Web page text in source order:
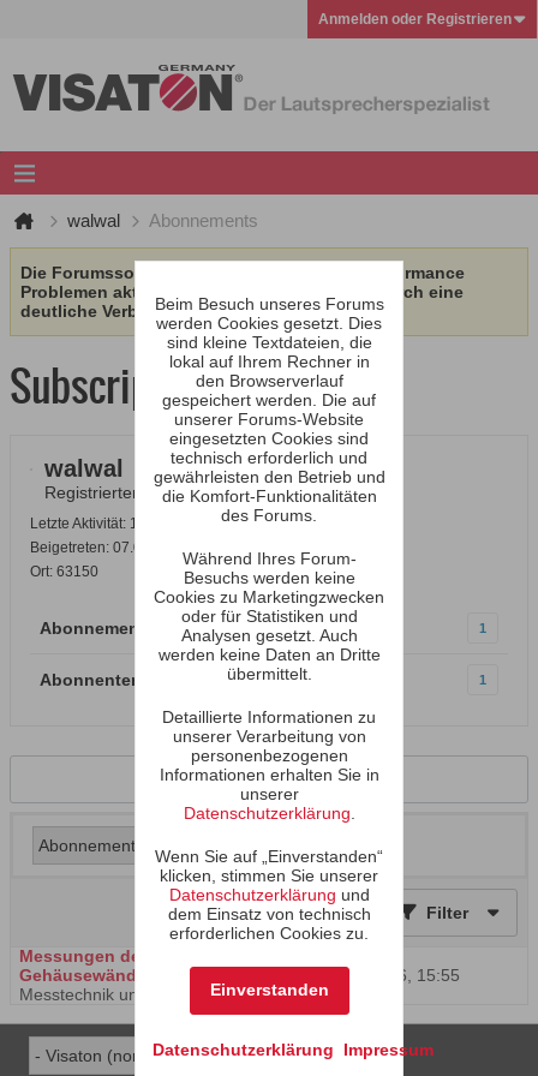
Anmelden oder Registrieren
walwal Abonnements
Die Forumssoftware wurde aufgrund von Performance
Problemen aktualisiert. Wir erhoffen uns dadurch eine
deutliche Verbesserung.
Subscription
walwal
Registrierter Benutzer
Letzte Aktivität: 10.08.2026, 07:55
Beigetreten: 07.01.2003
Ort: 63150
Abonnements 1
Abonnenten 1
Zurück zum Profil
Filter
Messungen der Dämmung von
Gehäusewänden
(Thema im Forum
Messtechnik und Simulation)
16.07.2026, 15:55
Beim Besuch unseres Forums
werden Cookies gesetzt. Dies
sind kleine Textdateien, die
lokal auf Ihrem Rechner in
den Browserverlauf
gespeichert werden. Die auf
unserer Forums-Website
eingesetzten Cookies sind
technisch erforderlich und
gewährleisten den Betrieb und
die Komfort-Funktionalitäten
des Forums.
Während Ihres Forum-
Besuchs werden keine
Cookies zu Marketingzwecken
oder für Statistiken und
Analysen gesetzt. Auch
werden keine Daten an Dritte
übermittelt.
Detaillierte Informationen zu
unserer Verarbeitung von
personenbezogenen
Informationen erhalten Sie in
unserer
Datenschutzerklärung
Wenn Sie auf „Einverstanden“
klicken, stimmen Sie unserer
Datenschutzerklärung und
dem Einsatz von technisch
erforderlichen Cookies zu.
Datenschutzerklärung Impressum
Einverstanden